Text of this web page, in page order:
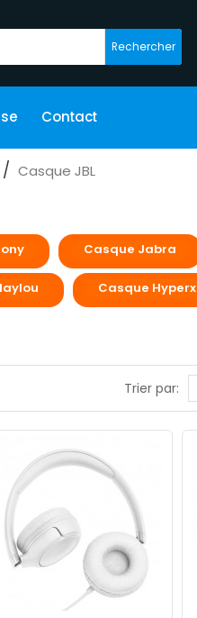
Rechercher
Contact
Casque JBL
Casque Jabra
Casque Hyperx
Trier par: